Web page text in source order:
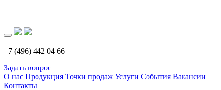
+7 (496) 442 04 66
Задать вопрос
О нас Продукция Точки продаж Услуги События Вакансии
Контакты